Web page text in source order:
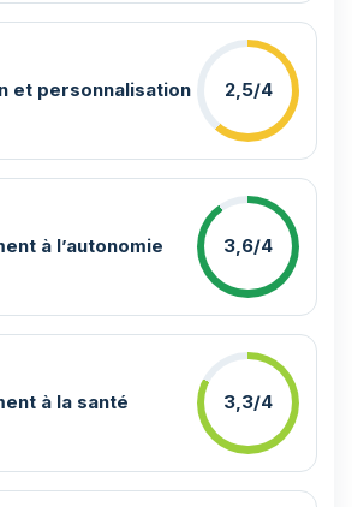
et personnalisation 2,5/4
à l’autonomie 3,6/4
à la santé 3,3/4